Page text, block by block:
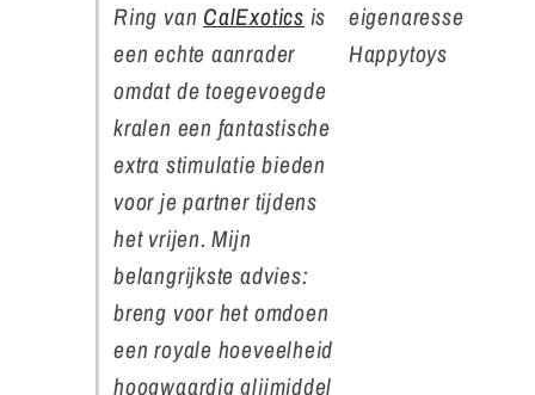
Ring van CalExotics is
een echte aanrader
omdat de toegevoegde
kralen een fantastische
extra stimulatie bieden
voor je partner tijdens
het vrijen. Mijn
belangrijkste advies:
breng voor het omdoen
een royale hoeveelheid
hoogwaardig glijmiddel
eigenaresse
Happytoys